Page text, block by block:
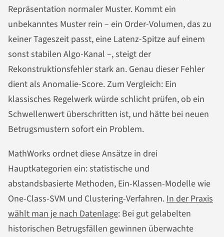
Repräsentation normaler Muster. Kommt ein
unbekanntes Muster rein – ein Order-Volumen, das zu
keiner Tageszeit passt, eine Latenz-Spitze auf einem
sonst stabilen Algo-Kanal –, steigt der
Rekonstruktionsfehler stark an. Genau dieser Fehler
dient als Anomalie-Score. Zum Vergleich: Ein
klassisches Regelwerk würde schlicht prüfen, ob ein
Schwellenwert überschritten ist, und hätte bei neuen
Betrugsmustern sofort ein Problem.
MathWorks ordnet diese Ansätze in drei
Hauptkategorien ein: statistische und
abstandsbasierte Methoden, Ein-Klassen-Modelle wie
One-Class-SVM und Clustering-Verfahren.In der Praxis
wählt man je nach Datenlage: Bei gut gelabelten
historischen Betrugsfällen gewinnen überwachte